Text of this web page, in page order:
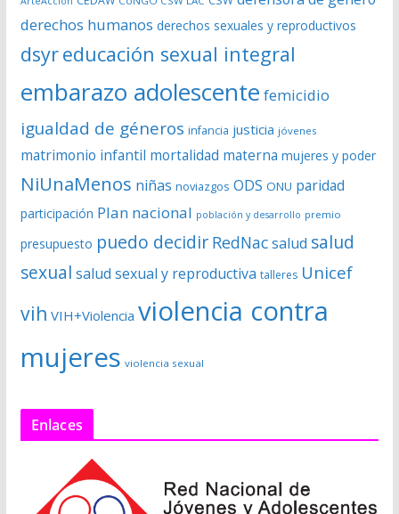
e
o
derechos humanos derechos sexuales y reproductivos
dsyreducación sexual integral
embarazo adolescente femicidio
igualdad de géneros infancia justicia jóvenes
matrimonio infantil mortalidad materna mujeres y poder
NiUnaMenos niñas noviazgos ODS ONU paridad
participación Plan nacional población y desarrollo premio
presupuesto puedo decidir RedNacsalud salud
sexual salud sexual y reproductiva talleres Unicef
vih VIH+Violencia violencia contra
mujeres violencia sexual
Enlaces